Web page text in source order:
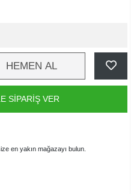
HEMEN AL
SİPARİŞ VER
en yakın mağazayı bulun.